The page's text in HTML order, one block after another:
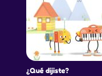
¿Qué dijiste?